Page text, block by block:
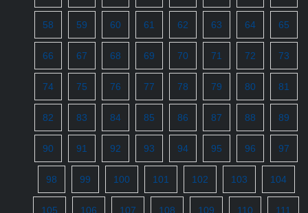
58 59 60 61 62 63 64 65
66 67 68 69 70 71 72 73
74 75 76 77 78 79 80 81
82 83 84 85 86 87 88 89
90 91 92 93 94 95 96 97
98 99 100 101 102 103 104
105 106 107 108 109 110 111